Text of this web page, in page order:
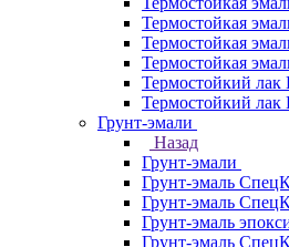
Термостойкая
Термостойкая
Термостойкая
Термостойкий
Термостойкий
Грунт-эмали
Назад
Грунт-эмали
Грунт-эмаль
Грунт-эмаль
Грунт-эмаль
Грунт-эмаль